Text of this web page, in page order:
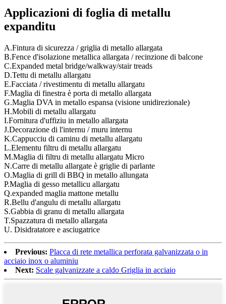
Applicazioni di foglia di metallu
expanditu
A.Fintura di sicurezza / griglia di metallo allargata
B.Fence d'isolazione metallica allargata / recinzione di balcone
C.Expanded metal bridge/walkway/stair treads
D.Tettu di metallu allargatu
E.Facciata / rivestimentu di metallu allargatu
F.Maglia di finestra è porta di metallo allargata
G.Maglia DVA in metallo espansa (visione unidirezionale)
H.Mobili di metallu allargatu
I.Fornitura d'uffiziu in metallo allargata
J.Decorazione di l'internu / muru internu
K.Cappucciu di caminu di metallu allargatu
L.Elementu filtru di metallu allargatu
M.Maglia di filtru di metallu allargatu Micro
N.Carre di metallu allargate è griglie di parlante
O.Maglia di grill di BBQ in metallo allungata
P.Maglia di gesso metallicu allargatu
Q.expanded maglia mattone metallu
R.Bellu d'angulu di metallu allargatu
S.Gabbia di granu di metallu allargata
T.Spazzatura di metallo allargata
U. Disidratatore e asciugatrice
Previous: Placca di rete metallica perforata galvanizzata o in
acciaio inox o aluminiu
Next: Scale galvanizzate a caldo Griglia in acciaio